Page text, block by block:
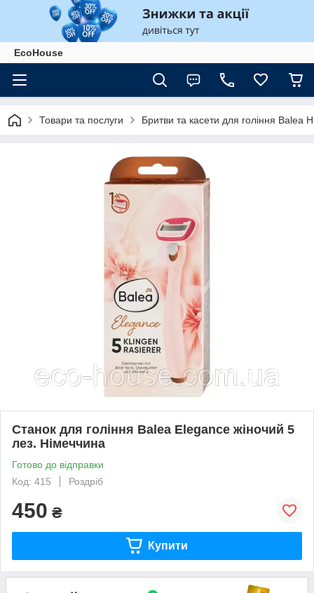
EcoHouse
Товари та послуги Бритви та касети для гоління Balea
Станок для гоління Balea Elegance жіночий 5
лез. Німеччина
Готово до відправки
Код: 415
Роздріб
450 ₴
Купити